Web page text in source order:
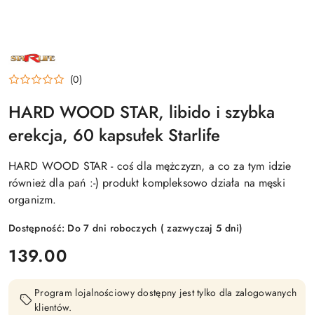
NAZWA
PRODUCENTA:
STARLIFE (0)
HARD WOOD STAR, libido i szybka
erekcja, 60 kapsułek Starlife
HARD WOOD STAR - coś dla mężczyzn, a co za tym idzie
również dla pań :-) produkt kompleksowo działa na męski
organizm.
Dostępność: Do 7 dni roboczych ( zazwyczaj 5 dni)
cena:
139.00
Program lojalnościowy dostępny jest tylko dla zalogowanych
klientów.